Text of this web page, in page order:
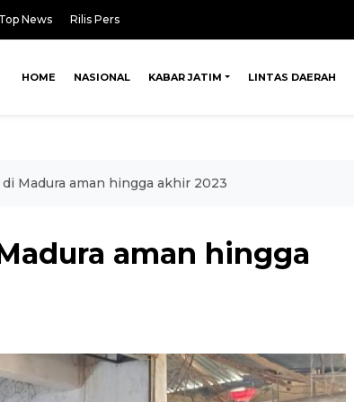
Top News Rilis Pers
HOME NASIONAL KABAR JATIM LINTAS DAERAH
Madura aman hingga akhir 2023
aman hingga